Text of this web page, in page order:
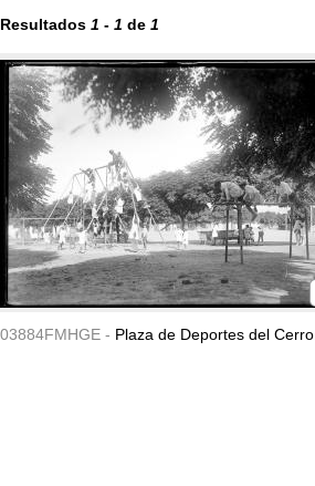
Resultados 1 - 1 de 1
03884FMHGE - Plaza de Deportes del Cerro.